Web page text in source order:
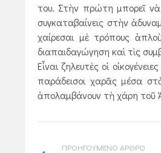
του. Στὴν πρώτη μπορεῖ νὰ
συγκαταβαίνεις στὴν
χαίρεσαι μὲ τρόπους
διαπαιδαγώγηση καὶ τὶς
Εἶναι ζηλευτὲς οἱ
παράδεισοι χαρᾶς μέσα
ἀπολαμβάνουν τὴ χάρη τοῦ
ΠΡΟΗΓΟΥΜΕΝΟ ΑΡΘΡΟ